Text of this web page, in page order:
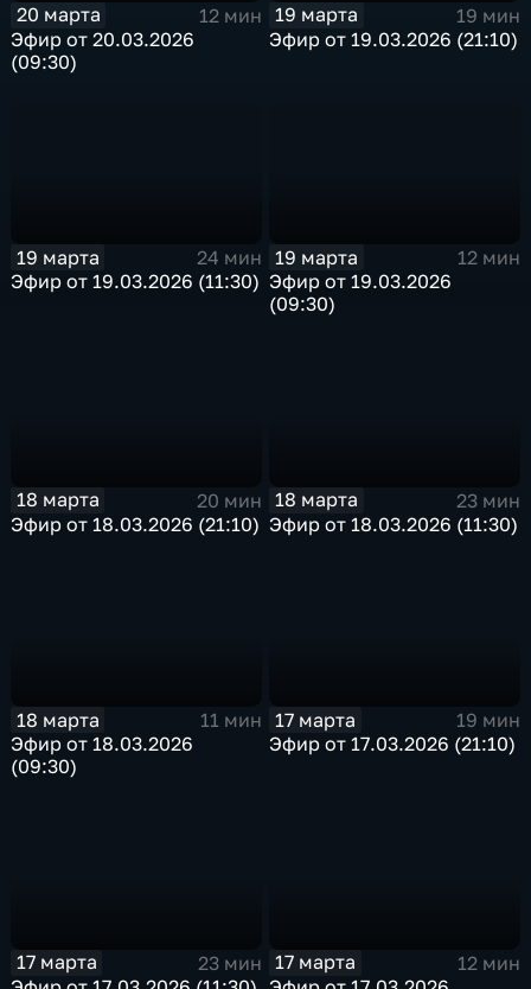
20 марта
12 мин
Эфир от 20.03.2026
(09:30)
19 марта
19 мин
Эфир от 19.03.2026 (21:10)
19 марта
24 мин
Эфир от 19.03.2026 (11:30)
19 марта
12 мин
Эфир от 19.03.2026
(09:30)
18 марта
20 мин
Эфир от 18.03.2026 (21:10)
18 марта
23 мин
Эфир от 18.03.2026 (11:30)
18 марта
11 мин
Эфир от 18.03.2026
(09:30)
17 марта
19 мин
Эфир от 17.03.2026 (21:10)
17 марта
23 мин
17 марта
12 мин